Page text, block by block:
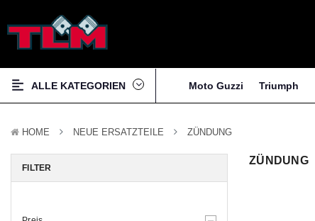
ALLE KATEGORIEN Moto Guzzi Triumph
HOME NEUE ERSATZTEILE ZÜNDUNG
FILTER
ZÜNDUNG